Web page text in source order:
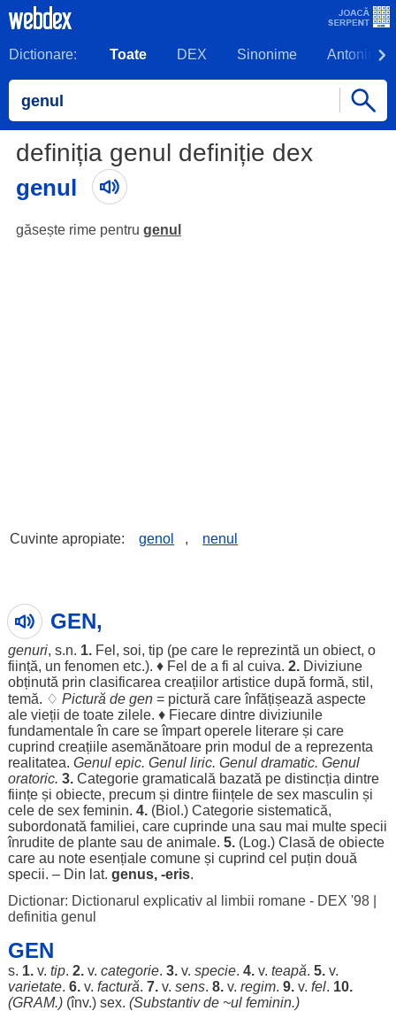
Dictionare: Toate DEX Sinonime Antonime
definiția genul definiție dex
genul
găsește rime pentru genul
Cuvinte apropiate: genol , nenul
GEN,
genuri, s.n. 1. Fel , soi, tip(pe care le reprezintă un obiect, o
ființă, un fenomen etc.). ♦ Fel de a fi al cuiva. 2. Diviziune
obținută prin clasificarea creațiilor artisticedupă formă, stil ,
temă. ♢ Pictură de gen= pictură careînfățișează aspecte
ale vieții de toate zilele. ♦ Fiecare dintre diviziunile
fundamentaleîn care seîmpart operele literareși care
cuprind creațiile asemănătoareprin modul de a reprezenta
realitatea. Genul epic. Genul liric. Genul dramatic. Genul
oratoric. 3. Categorie gramaticală bazată pe distincția dintre
ființeși obiecte, precumși dintre ființelede sex masculin și
celede sex feminin. 4.(Biol.) Categorie sistematică,
subordonată familiei, care cuprinde una sau mai multe specii
înruditede plantesau de animale. 5.(Log.) Clasă de obiecte
care au note esențiale comuneși cuprind cel puțin două
specii. – Din lat. genus, -eris.
Dictionar: Dictionarul explicativ al limbii romane - DEX '98|
definitia genul
GEN
s. 1.v. tip. 2.v. categorie. 3.v. specie. 4.v. teapă. 5.v.
varietate. 6.v. factură. 7.v. sens. 8.v. regim. 9.v. fel. 10.
(GRAM.)(înv.) sex. (Substantivde ~ul feminin.)